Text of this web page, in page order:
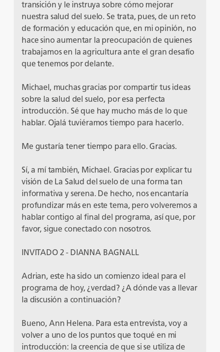
transición y le instruya sobre cómo mejorar
nuestra salud del suelo. Se trata, pues, de un reto
de formación y educación que, en mi opinión, no
hace sino aumentar la preocupación de quienes
trabajamos en la agricultura ante el gran desafío
que tenemos por delante.
Michael, muchas gracias por compartir tus ideas
sobre la salud del suelo, por esa perfecta
introducción. Sé que hay mucho más de lo que
hablar. Ojalá tuviéramos tiempo para hacerlo.
Me gustaría tener tiempo para ello. Gracias.
Sí, a mí también, Michael. Gracias por explicar tu
visión de La Salud del suelo de una forma tan
informativa y serena. De hecho, nos encantaría
profundizar más en este tema, pero volveremos a
hablar contigo al final del programa, así que, por
favor, sigue conectado con nosotros.
INVITADO 2 - DIANNA BAGNALL
Adrian, este ha sido un comienzo ideal para el
programa de hoy, ¿verdad? ¿A dónde vas a llevar
la discusión a continuación?
Bueno, Ann Helena. Para esta entrevista, voy a
volver a uno de los puntos que toqué en mi
introducción: la creencia de que si se utiliza de